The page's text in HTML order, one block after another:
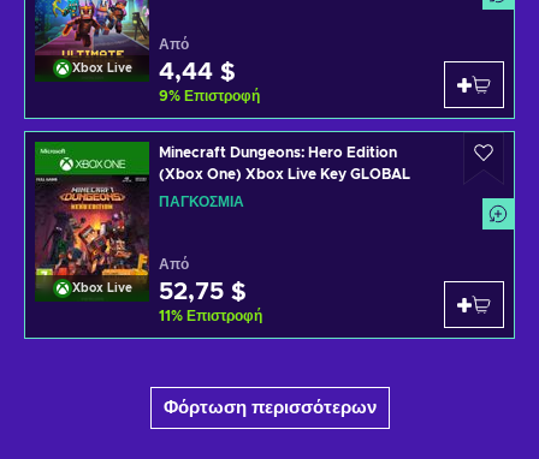
Xbox Live
Από
4,44 $
9% Επιστροφή
Xbox Live
Minecraft Dungeons: Hero Edition
(Xbox One) Xbox Live Key GLOBAL
ΠΑΓΚΌΣΜΙΑ
Από
52,75 $
11% Επιστροφή
Φόρτωση περισσότερων